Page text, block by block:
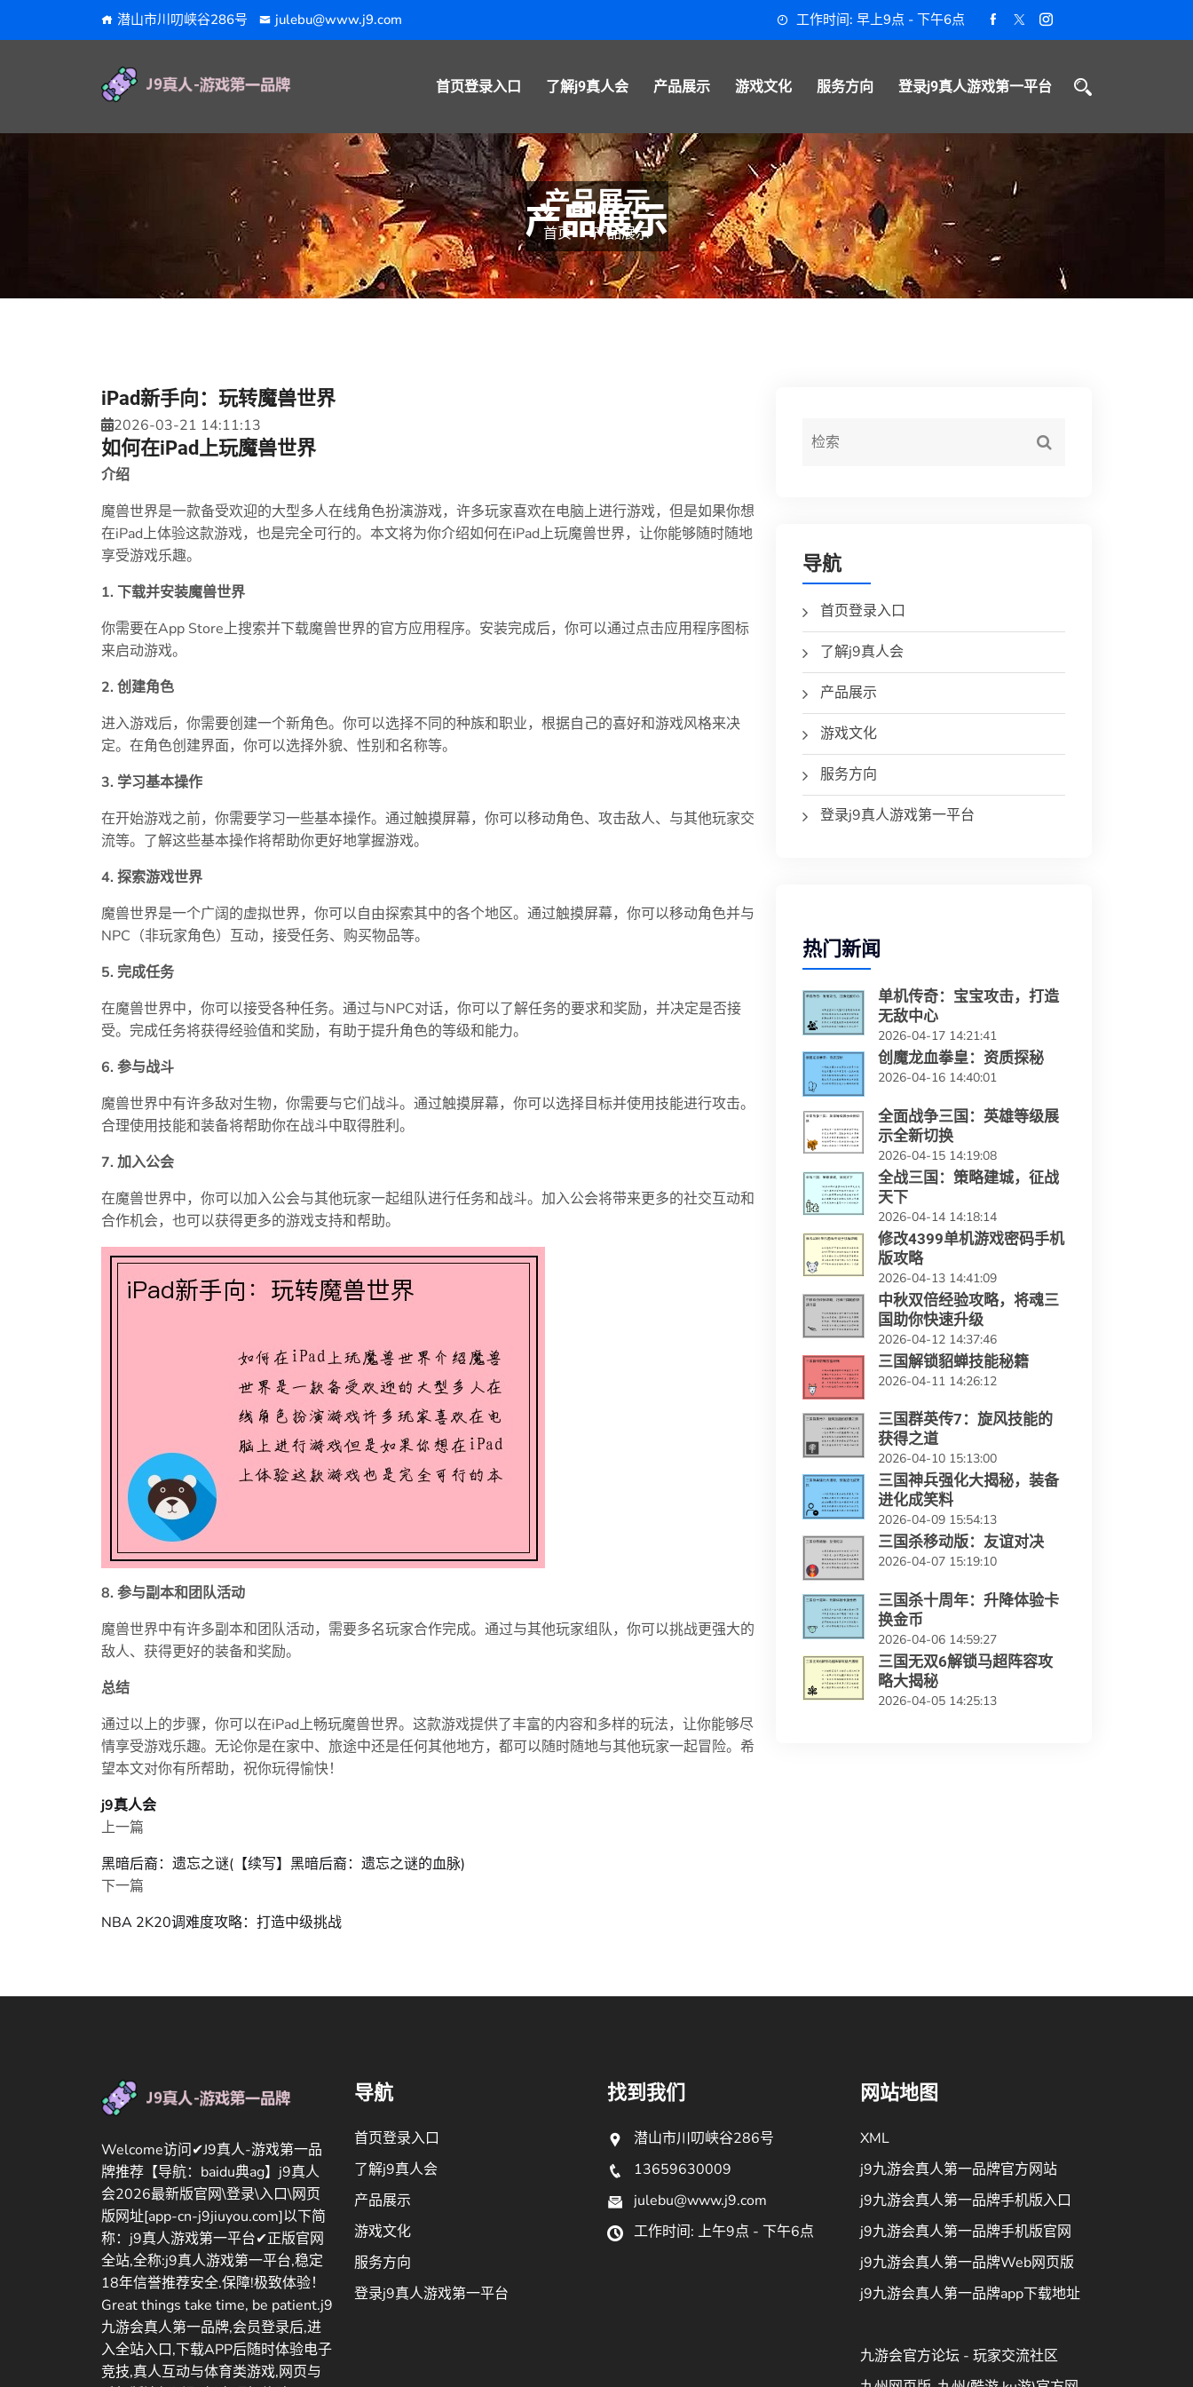
潜山市川叨峡谷286号 julebu@www.j9.com 工作时间: 早上9点 - 下午6点
首页登录入口 了解j9真人会 产品展示 游戏文化 服务方向 登录j9真人游戏第一平台
产品展示
首页 产品展示
iPad新手向：玩转魔兽世界
2026-03-21 14:11:13
如何在iPad上玩魔兽世界
介绍
魔兽世界是一款备受欢迎的大型多人在线角色扮演游戏，许多玩家喜欢在电脑上进行游戏，但是如果你想
在iPad上体验这款游戏，也是完全可行的。本文将为你介绍如何在iPad上玩魔兽世界，让你能够随时随地
享受游戏乐趣。
1. 下载并安装魔兽世界
你需要在App Store上搜索并下载魔兽世界的官方应用程序。安装完成后，你可以通过点击应用程序图标
来启动游戏。
2. 创建角色
进入游戏后，你需要创建一个新角色。你可以选择不同的种族和职业，根据自己的喜好和游戏风格来决
定。在角色创建界面，你可以选择外貌、性别和名称等。
3. 学习基本操作
在开始游戏之前，你需要学习一些基本操作。通过触摸屏幕，你可以移动角色、攻击敌人、与其他玩家交
流等。了解这些基本操作将帮助你更好地掌握游戏。
4. 探索游戏世界
魔兽世界是一个广阔的虚拟世界，你可以自由探索其中的各个地区。通过触摸屏幕，你可以移动角色并与
NPC（非玩家角色）互动，接受任务、购买物品等。
5. 完成任务
在魔兽世界中，你可以接受各种任务。通过与NPC对话，你可以了解任务的要求和奖励，并决定是否接
受。完成任务将获得经验值和奖励，有助于提升角色的等级和能力。
6. 参与战斗
魔兽世界中有许多敌对生物，你需要与它们战斗。通过触摸屏幕，你可以选择目标并使用技能进行攻击。
合理使用技能和装备将帮助你在战斗中取得胜利。
7. 加入公会
在魔兽世界中，你可以加入公会与其他玩家一起组队进行任务和战斗。加入公会将带来更多的社交互动和
合作机会，也可以获得更多的游戏支持和帮助。
8. 参与副本和团队活动
魔兽世界中有许多副本和团队活动，需要多名玩家合作完成。通过与其他玩家组队，你可以挑战更强大的
敌人、获得更好的装备和奖励。
总结
通过以上的步骤，你可以在iPad上畅玩魔兽世界。这款游戏提供了丰富的内容和多样的玩法，让你能够尽
情享受游戏乐趣。无论你是在家中、旅途中还是任何其他地方，都可以随时随地与其他玩家一起冒险。希
望本文对你有所帮助，祝你玩得愉快！
j9真人会
上一篇
黑暗后裔：遗忘之谜(【续写】黑暗后裔：遗忘之谜的血脉)
下一篇
NBA 2K20调难度攻略：打造中级挑战
导航
首页登录入口
了解j9真人会
产品展示
游戏文化
服务方向
登录j9真人游戏第一平台
热门新闻
单机传奇：宝宝攻击，打造
无敌中心
2026-04-17 14:21:41
创魔龙血拳皇：资质探秘
2026-04-16 14:40:01
全面战争三国：英雄等级展
示全新切换
2026-04-15 14:19:08
全战三国：策略建城，征战
天下
2026-04-14 14:18:14
修改4399单机游戏密码手机
版攻略
2026-04-13 14:41:09
中秋双倍经验攻略，将魂三
国助你快速升级
2026-04-12 14:37:46
三国解锁貂蝉技能秘籍
2026-04-11 14:26:12
三国群英传7：旋风技能的
获得之道
2026-04-10 15:13:00
三国神兵强化大揭秘，装备
进化成笑料
2026-04-09 15:54:13
三国杀移动版：友谊对决
2026-04-07 15:19:10
三国杀十周年：升降体验卡
换金币
2026-04-06 14:59:27
三国无双6解锁马超阵容攻
略大揭秘
2026-04-05 14:25:13
Welcome访问✔J9真人-游戏第一品
牌推荐【导航：baidu典ag】j9真人
会2026最新版官网\登录\入口\网页
版网址[app-cn-j9jiuyou.com]以下简
称：j9真人游戏第一平台✔正版官网
全站,全称:j9真人游戏第一平台,稳定
18年信誉推荐安全.保障!极致体验！
Great things take time, be patient.j9
九游会真人第一品牌,会员登录后,进
入全站入口,下载APP后随时体验电子
竞技,真人互动与体育类游戏,网页与
导航
首页登录入口
了解j9真人会
产品展示
游戏文化
服务方向
登录j9真人游戏第一平台
找到我们
潜山市川叨峡谷286号
13659630009
julebu@www.j9.com
工作时间: 上午9点 - 下午6点
网站地图
XML
j9九游会真人第一品牌官方网站
j9九游会真人第一品牌手机版入口
j9九游会真人第一品牌手机版官网
j9九游会真人第一品牌Web网页版
j9九游会真人第一品牌app下载地址
九游会官方论坛 - 玩家交流社区